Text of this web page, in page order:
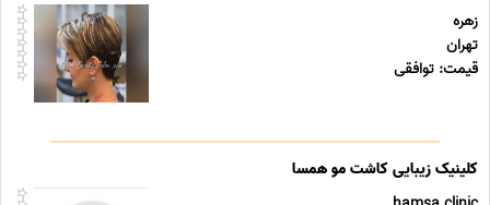
زهره
تهران
قیمت: توافقی
کلینیک زیبایی کاشت مو همسا